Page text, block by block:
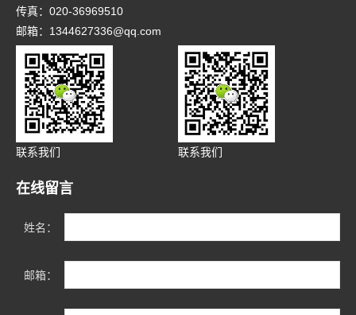
传真：020-36969510
邮箱：1344627336@qq.com
联系我们 联系我们
在线留言
姓名：
邮箱：